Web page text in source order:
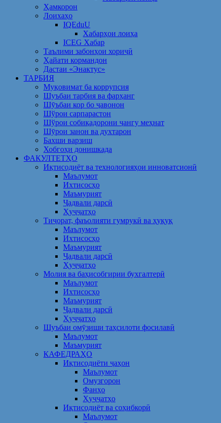
Ҳамкорон
Лоихаҳо
IQEduU
Хабарҳои лоиҳа
ICEG Хабар
Таълими забонҳои хориҷӣ
Ҳайати кормандон
Дастаи «Энактус»
ТАРБИЯ
Муқовимат ба коррупсия
Шуъбаи тарбия ва фарҳанг
Шӯъбаи кор бо ҷавонон
Шўрои сарпарастон
Шўрои собиқадорони ҷангу меҳнат
Шӯрои занон ва духтарон
Бахши варзиш
Хобгоҳи донишкада
ФАКУЛТЕТҲО
Иқтисодиёт ва технологияҳои инноватсионӣ
Маълумот
Ихтисосҳо
Маъмурият
Ҷадвали дарсӣ
Ҳуҷҷатҳо
Тиҷорат, фаъолияти гумрукӣ ва ҳуқуқ
Маълумот
Ихтисосҳо
Маъмурият
Ҷадвали дарсӣ
Ҳуҷҷатҳо
Молия ва баҳисобгирии бухгалтерӣ
Маълумот
Ихтисосҳо
Маъмурият
Ҷадвали дарсӣ
Ҳуҷҷатҳо
Шуъбаи омӯзиши таҳсилоти фосилавӣ
Маълумот
Маъмурият
КАФЕДРАҲО
Иқтисодиёти ҷаҳон
Маълумот
Омузгорон
Фанҳо
Ҳуҷҷатҳо
Иқтисодиёт ва соҳибкорӣ
Маълумот